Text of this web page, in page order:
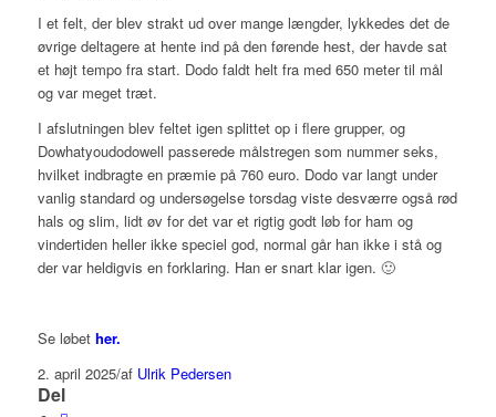
I et felt, der blev strakt ud over mange længder, lykkedes det de
øvrige deltagere at hente ind på den førende hest, der havde sat
et højt tempo fra start. Dodo faldt helt fra med 650 meter til mål
og var meget træt.
I afslutningen blev feltet igen splittet op i flere grupper, og
Dowhatyoudodowell passerede målstregen som nummer seks,
hvilket indbragte en præmie på 760 euro. Dodo var langt under
vanlig standard og undersøgelse torsdag viste desværre også rød
hals og slim, lidt øv for det var et rigtig godt løb for ham og
vindertiden heller ikke speciel god, normal går han ikke i stå og
der var heldigvis en forklaring. Han er snart klar igen. 🙂
Se løbet her.
2. april 2025/af Ulrik Pedersen
Del